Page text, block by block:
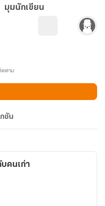
มุมนักเขียน
ตาม
ชัน
บคนเก่า